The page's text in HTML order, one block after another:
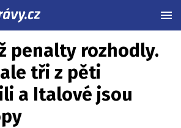
penalty rozhodly.
tři z pěti
a Italové jsou